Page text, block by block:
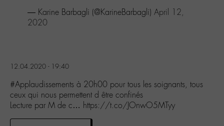
recherche
— Karine Barbagli (@KarineBarbagli) April 12,
2020
12.04.2020 - 19:40
#Applaudissements à 20h00 pour tous les soignants, tous
ceux qui nous permettent d être confinés
Lecture par M de c… https://t.co/JOnwO5MTyy